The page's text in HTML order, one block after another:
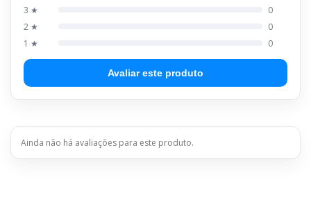
3 ★
0
2 ★
0
1 ★
0
Avaliar este produto
Ainda não há avaliações para este produto.